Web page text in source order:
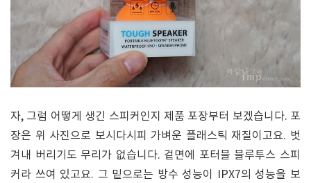
자, 그럼 어떻게 생긴 스피커인지 제품 포장부터 보겠습니다. 포
장은 위 사진으로 보시다시피 가벼운 플래스틱 재질이고요. 벗
겨내 버리기도 무리가 없습니다. 겉면에 포터블 블루투스 스피
커라 쓰여 있고요. 그 밑으로는 방수 성능이 IPX7의 성능을 보